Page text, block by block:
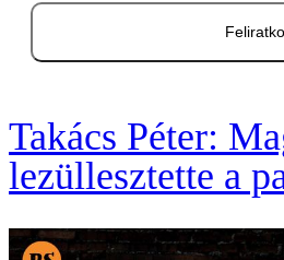
Takács Péter:
lezüllesztette a